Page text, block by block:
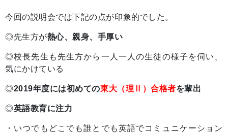
今回の説明会では下記の点が印象的でした。
◎先生方が熱心、親身、手厚い
◎校長先生も先生方から一人一人の生徒の様子を伺い、
気にかけている
◎2019年度には初めての東大（理Ⅱ）合格者を輩出
◎英語教育に注力
・いつでもどこでも誰とでも英語でコミュニケーション